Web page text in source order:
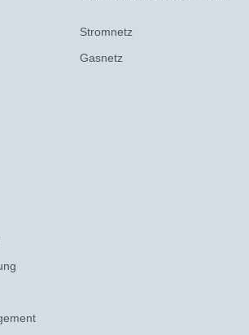
Stromnetz
Gasnetz